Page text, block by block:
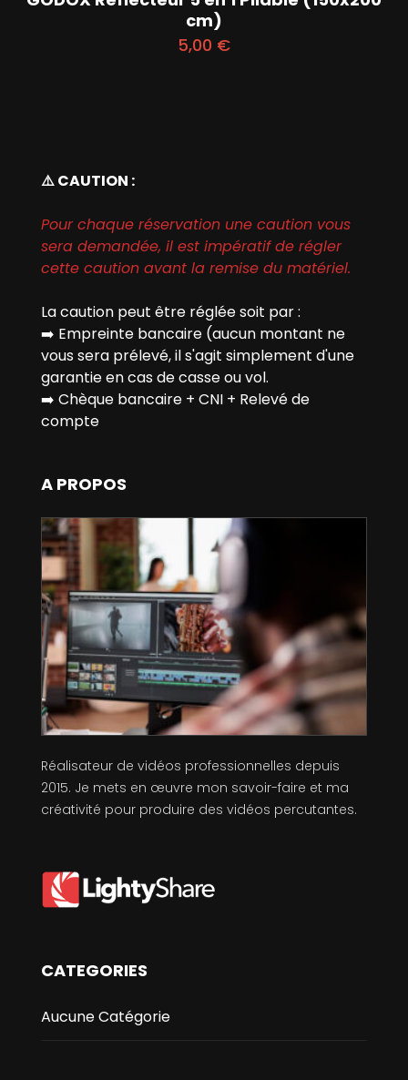
cm)
5,00 €
⚠️ CAUTION :
Pour chaque réservation une caution vous
sera demandée, il est impératif de régler
cette caution avant la remise du matériel.
La caution peut être réglée soit par :
➡️ Empreinte bancaire (aucun montant ne
vous sera prélevé, il s'agit simplement d'une
garantie en cas de casse ou vol.
➡️ Chèque bancaire + CNI + Relevé de
compte
A PROPOS
Réalisateur de vidéos professionnelles depuis
2015. Je mets en œuvre mon savoir-faire et ma
créativité pour produire des vidéos percutantes.
CATEGORIES
Aucune Catégorie